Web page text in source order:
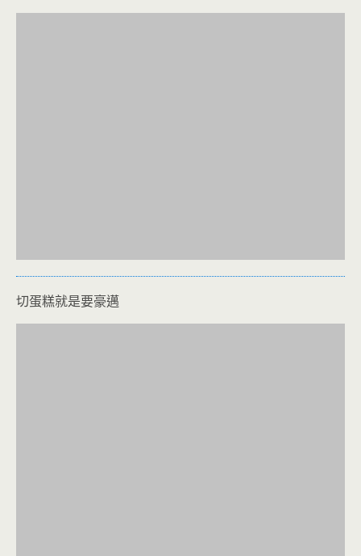
切蛋糕就是要豪邁